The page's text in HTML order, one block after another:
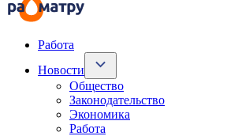
Работа
Новости
Общество
Законодательство
Экономика
Работа